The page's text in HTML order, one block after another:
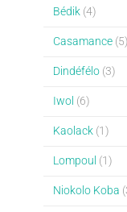
Bédik(4)
Casamance(5)
Dindéfélo(3)
Iwol (6)
Kaolack(1)
Lompoul (1)
Niokolo Koba